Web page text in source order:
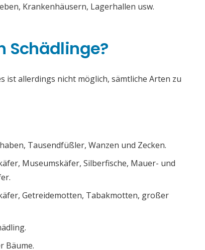
Krankenhäusern, Lagerhallen usw.
Schädlinge?
ist allerdings nicht möglich, sämtliche Arten zu
Tausendfüßler, Wanzen und Zecken.
Museumskäfer, Silberfische, Mauer- und
Getreidemotten, Tabakmotten, großer
Bäume.